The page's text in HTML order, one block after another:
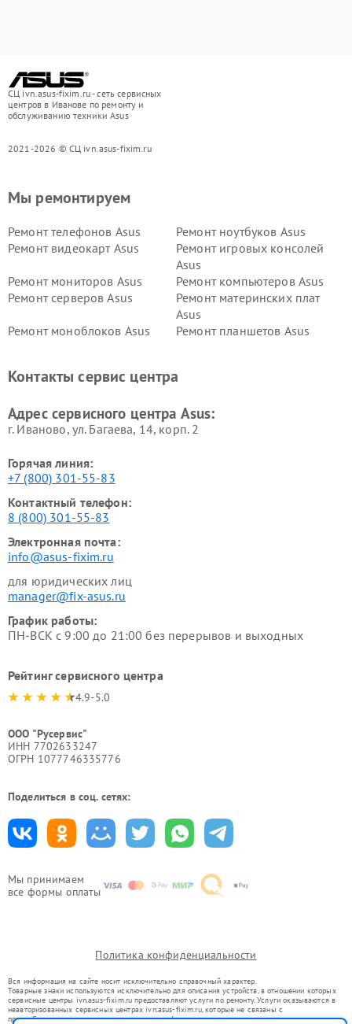
СЦ ivn.asus-fixim.ru - сеть сервисных
центров в Иванове по ремонту и
обслуживанию техники Asus
2021-2026 © СЦ ivn.asus-fixim.ru
Мы принимаем
все формы оплаты
Мы ремонтируем
Ремонт телефонов Asus
Ремонт ноутбуков Asus
Ремонт видеокарт Asus
Ремонт игровых консолей
Asus
Ремонт мониторов Asus
Ремонт компьютеров Asus
Ремонт серверов Asus
Ремонт материнских плат
Asus
Ремонт моноблоков Asus
Ремонт планшетов Asus
Контакты сервис центра
Адрес сервисного центра Asus:
г. Иваново, ул. Багаева, 14, корп. 2
Горячая линия:
+7 (800) 301-55-83
Контактный телефон:
8 (800) 301-55-83
Электронная почта:
info@asus-fixim.ru
для юридических лиц
manager@fix-asus.ru
График работы:
ПН-ВСК с 9:00 до 21:00 без перерывов и выходных
Рейтинг сервисного центра
4.9-5.0
ООО "Русервис"
ИНН 7702633247
ОГРН 1077746335776
Поделиться в соц. сетях:
Политика конфиденциальности
Вся информация на сайте носит исключительно справочный характер.
Товарные знаки используются исключительно для описания устройств, в отношении которых
сервисные центры ivn.asus-fixim.ru предоставляют услуги по ремонту. Услуги оказываются в
неавторизованных сервисных центрах ivn.asus-fixim.ru, которые не связаны с
правообладателями товарных знаков или их официальными представителями.